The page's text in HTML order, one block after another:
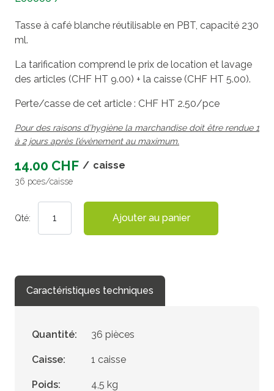
Tasse à café blanche réutilisable en PBT, capacité 230
ml.
La tarification comprend le prix de location et lavage
des articles (CHF HT 9.00) + la caisse (CHF HT 5.00).
Perte/casse de cet article : CHF HT 2.50/pce
Pour des raisons d’hygiène la marchandise doit être rendue 1
à 2 jours après l’évènement au maximum.
14.00 CHF / caisse
36 pces/caisse
Qté: Ajouter au panier
Caractéristiques techniques
Quantité: 36 pièces
Caisse: 1 caisse
Poids: 4,5 kg